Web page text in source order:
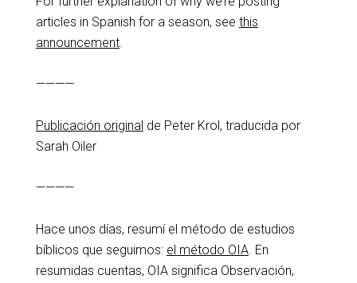
articles in Spanish for a season, see this
announcement.
————
Publicación original de Peter Krol, traducida por
Sarah Oiler
————
Hace unos días, resumí el método de estudios
bíblicos que seguimos: el método OIA. En
resumidas cuentas, OIA significa Observación,